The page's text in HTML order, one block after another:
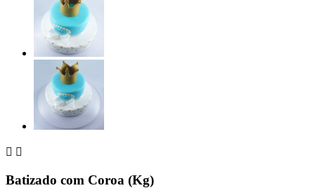
 
Batizado com Coroa (Kg)